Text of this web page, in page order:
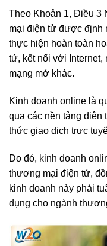
Theo Khoản 1, Điều 3
mại điện tử được định
thực hiện hoàn toàn
tử, kết nối với Internet,
mạng mở khác.
Kinh doanh online là
qua các nền tảng điện
thức giao dịch trực
Do đó, kinh doanh
thương mại điện tử,
kinh doanh này phải
dụng cho ngành